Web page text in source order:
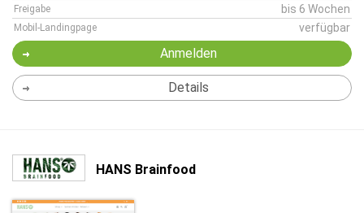
Freigabe bis 6 Wochen
Mobil-Landingpage verfügbar
Anmelden
Details
HANS Brainfood